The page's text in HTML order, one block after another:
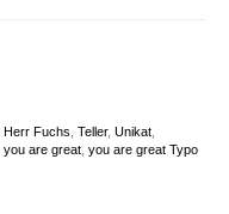
Herr Fuchs ,Teller,Unikat
,you are great ,you are great Typo